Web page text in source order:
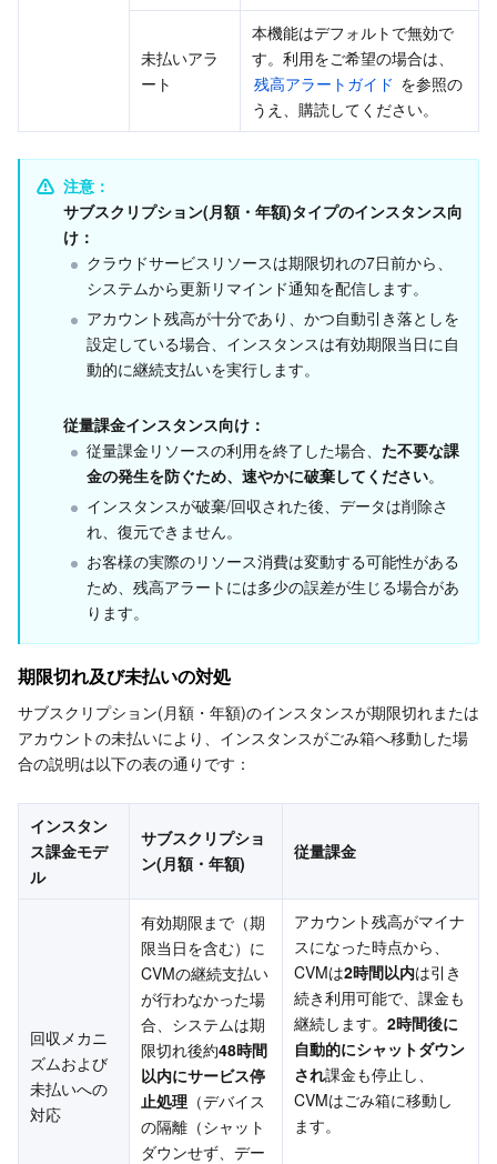
Anycast Internet Acceleration
Bandwidth Package
VPN Connections
Private Link
Elastic IP
Global Application Acceleration Platform
Anti-Cheat Expert
Vulnerability Scan Service
Firewall Manager
Cloud DNS Resolution
Tencent VooV Meeting
Tencent LearnShare
Tencent Cloud Enterprise Drive
Elastic MapReduce
Elasticsearch Service
Stream Compute Service
Data Lake Compute
Tencent Cloud TCHouse-C
Tencent Cloud TCHouse-D
Tencent Cloud TCHouse-P
Business Intelligence
Tencent Cloud TCLake
Face Recognition
Text To Speech
Automatic Speech Recognition
機械翻訳
Optical Character Recognition
Face Fusion
AI アプリケーション製品
Tencent Cloud AI Digital Human
eKYC
AI プラットホーム製品
Tencent Cloud TI-ONE Platform
Intelligent Music Platform
テンセントのビッグモデル
Tencent Cloud Agent Development Platform
LLM Knowledge Engine Basic API
Image Creation Large Model
Tencent HY 3D Global
Tencent HY
LLM Service TokenHub
IoT Hub
Message Queue
TDMQ for CKafka
TDMQ for RabbitMQ
TDMQ for Apache Pulsar
TDMQ for MQTT
Cloud Message Queue
コミュニケーション
Tencent Push Notification Service
Simple Email Service
Tencent Real-Time Communication
Low-code Interactive Classroom
Game Multimedia Engine
Cloud Contact Center
ビデオサービス
StreamLive
StreamPackage
Cloud Streaming Services
Video on Demand
メディア オンデマンド
LVB Recording
メディア処理
Cloud Application Rendering
Cloud Virtual Desktop
Mobile Live Video Broadcasting
User Generated Short Video SDK
Tencent Effect SDK
教育サービス
Tencent Interactive Whiteboard
医療サービス
Tencent HealthCare Omics Platform
Digital and Intelligent Medical Imaging Platform
Intelligent Guidance
Intelligent Pre-Consultation
クラウドリソース管理
API
Tencent Cloud Smart Advisor
Tag
Tencent Infrastructure Automation for Terraform
Cloud Access Management
開発者ツール
Cloud Native Build
Tencent Cloud CodeBuddy
Tencent Cloud Code Analysis
Tencent Cloud Super App as a Service
Tencent Cloud Observability Platform
Application Performance Management
Real User Monitoring
API とツール
Cloud Migration
TencentCloud API
Software Product Announcements
Software Product Lifecycle Announcements
Enterprise Software
未払いアラ
ート
本機能はデフォルトで無効で
残高アラートガイド を参照の
うえ、購読してください。
注意：
サブスクリプション(月額・年額)タイプのインスタンス向
け：
クラウドサービスリソースは期限切れの7日前から、
システムから更新リマインド通知を配信します。
アカウント残高が十分であり、かつ自動引き落としを
設定している場合、インスタンスは有効期限当日に自
動的に継続支払いを実行します。
従量課金インスタンス向け：
従量課金リソースの利用を終了した場合、 た不要な課
金の発生を防ぐため、速やかに破棄してください。
インスタンスが破棄/回収された後、データは削除さ
れ、復元できません。
お客様の実際のリソース消費は変動する可能性がある
ため、残高アラートには多少の誤差が生じる場合があ
ります。
期限切れ及び未払いの対処
サブスクリプション(月額・年額)のインスタンスが期限切れまたは
アカウントの未払いにより、インスタンスがごみ箱へ移動した場
合の説明は以下の表の通りです：
インスタン
ス課金モデ
ル
サブスクリプショ
ン(月額・年額)
従量課金
回収メカニ
ズムおよび
未払いへの
対応
有効期限まで（期
限当日を含む）に
CVMの継続支払い
が行わなかった場
合、システムは期
限切れ後約48時間
以内にサービス停
止処理 （デバイス
の隔離（シャット
ダウンせず、デー
アカウント残高がマイナ
スになった時点から、
CVMは2時間以内は引き
続き利用可能で、課金も
継続します。 2時間後に
自動的にシャットダウン
され課金も停止し、
CVMはごみ箱に移動し
ます。